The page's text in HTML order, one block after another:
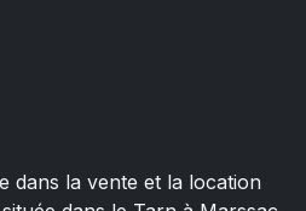
dans la vente et la location